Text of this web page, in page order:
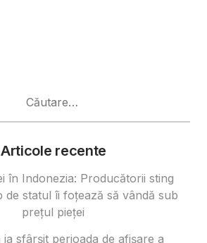
Articole recente
în Indonezia: Producătorii sting
de statul îi foțează să vândă sub
prețul pieței
sfârşit perioada de afișare a